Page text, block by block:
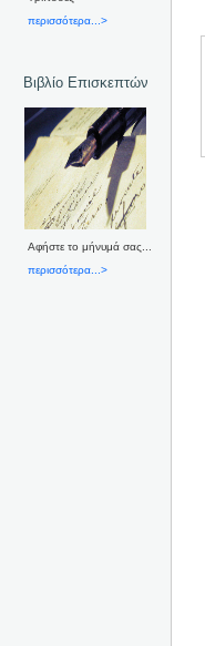
περισσότερα...>
Βιβλίο Επισκεπτών
Αφήστε το μήνυμά σας...
περισσότερα...>